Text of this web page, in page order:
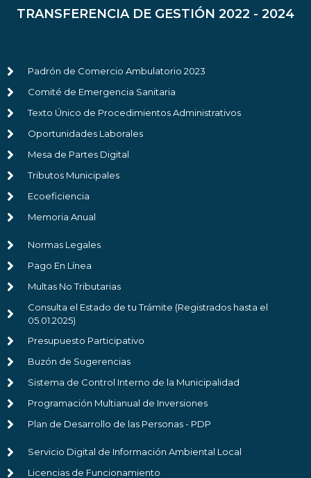
TRANSFERENCIA DE GESTIÓN 2022 - 2024
Padrón de Comercio Ambulatorio 2023
Comité de Emergencia Sanitaria
Texto Único de Procedimientos Administrativos
Oportunidades Laborales
Mesa de Partes Digital
Tributos Municipales
Ecoeficiencia
Memoria Anual
Normas Legales
Pago En Línea
Multas No Tributarias
Consulta el Estado de tu Trámite (Registrados hasta el
05.01.2025)
Presupuesto Participativo
Buzón de Sugerencias
Sistema de Control Interno de la Municipalidad
Programación Multianual de Inversiones
Plan de Desarrollo de las Personas - PDP
Servicio Digital de Información Ambiental Local
Licencias de Funcionamiento